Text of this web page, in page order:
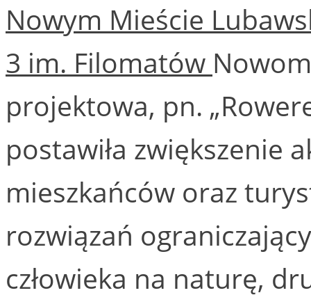
Nowym Mieście
3 im. Filomatów
projektowa, pn.
postawiła zwiększenie
mieszkańców oraz
rozwiązań
człowieka na naturę,